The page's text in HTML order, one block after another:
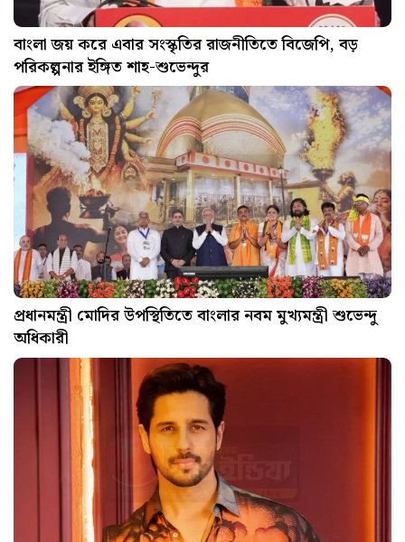
বাংলা জয় করে এবার সংস্কৃতির রাজনীতিতে বিজেপি, বড়
পরিকল্পনার ইঙ্গিত শাহ-শুভেন্দুর
প্রধানমন্ত্রী মোদির উপস্থিতিতে বাংলার নবম মুখ্যমন্ত্রী শুভেন্দু
অধিকারী